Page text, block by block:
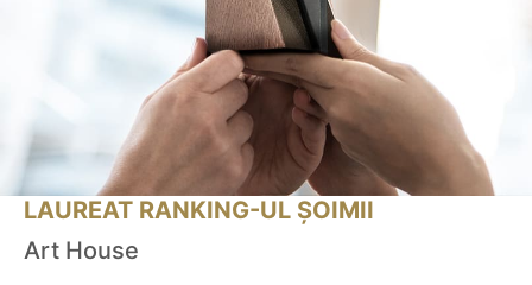
LAUREAT RANKING-UL ȘOIMII
Art House